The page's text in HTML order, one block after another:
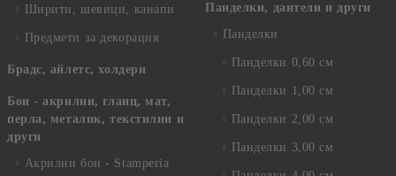
Ширити, шевици, канапи
Предмети за декорация
Брадс, айлетс, холдери
Бои - акрилни, гланц, мат,
перла, металик, текстилни и
други
Акрилни бои - Stamperia
Панделки, дантели и други
Панделки
Панделки 0,60 см
Панделки 1,00 см
Панделки 2,00 см
Панделки 3,00 см